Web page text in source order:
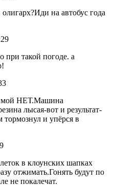
на автобус года
при такой погоде. а
НЕТ.Машина
лысая-вот и результат-
тормознул и упёрся в
в клоунских шапках
отжимать.Гонять будут по
не покалечат.